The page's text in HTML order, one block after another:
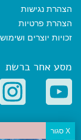
הצהרת נגישות
הצהרת פרטיות
זכויות יוצרים
מסע אחר ברשת
קטגוריות